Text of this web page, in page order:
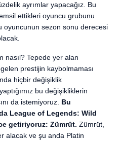
ayrımlar yapacağız. Bu
ettikleri oyuncu grubunu
oyuncunun sezon sonu derecesi
nasıl? Tepede yer alan
prestijin kaybolmaması
hiçbir değişiklik
bu değişikliklerin
da istemiyoruz. Bu
League of Legends: Wild
getiriyoruz: Zümrüt. Zümrüt,
alacak ve şu anda Platin